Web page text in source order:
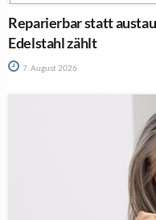
Reparierbar statt
Edelstahl zählt
7. August 2026